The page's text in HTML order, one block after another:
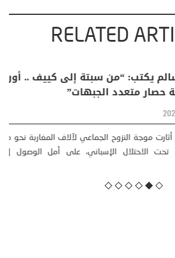
RELATED
حول: التغيرات المناخية: اكثر
.. تحول اجتماعي وحضاري (
)
قصتي مع التغييرات المناخية ” المتطرفة”،
الماضي، حين أطردنا ...